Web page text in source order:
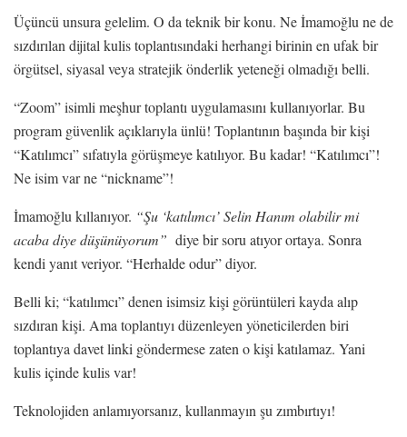
Üçüncü unsura gelelim. O da teknik bir konu. Ne İmamoğlu ne de
sızdırılan dijital kulis toplantısındaki herhangi birinin en ufak bir
örgütsel, siyasal veya stratejik önderlik yeteneği olmadığı belli.
“Zoom” isimli meşhur toplantı uygulamasını kullanıyorlar. Bu
program güvenlik açıklarıyla ünlü! Toplantının başında bir kişi
“Katılımcı” sıfatıyla görüşmeye katılıyor. Bu kadar! “Katılımcı”!
Ne isim var ne “nickname”!
İmamoğlu kıllanıyor. “Şu ‘katılımcı’ Selin Hanım olabilir mi
acaba diye düşünüyorum” diye bir soru atıyor ortaya. Sonra
kendi yanıt veriyor. “Herhalde odur” diyor.
Belli ki; “katılımcı” denen isimsiz kişi görüntüleri kayda alıp
sızdıran kişi. Ama toplantıyı düzenleyen yöneticilerden biri
toplantıya davet linki göndermese zaten o kişi katılamaz. Yani
kulis içinde kulis var!
Teknolojiden anlamıyorsanız, kullanmayın şu zımbırtıyı!